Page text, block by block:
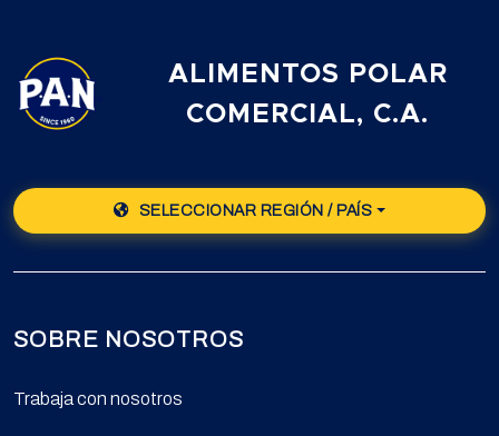
ALIMENTOS POLAR
COMERCIAL, C.A.
SELECCIONAR REGIÓN / PAÍS
SOBRE NOSOTROS
Trabaja con nosotros